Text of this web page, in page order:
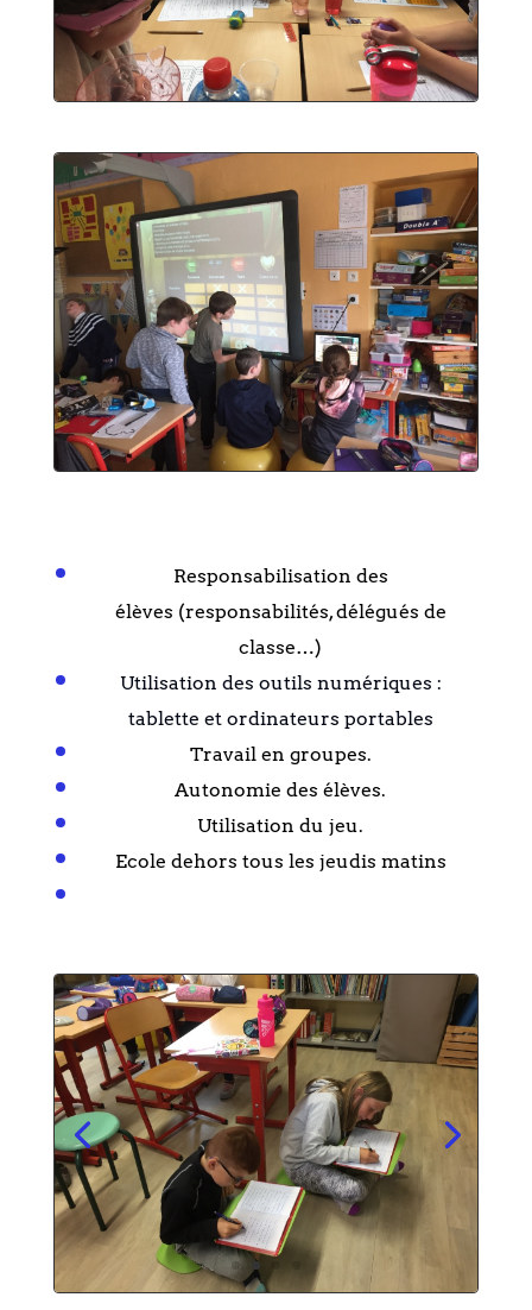
Responsabilisation des
élèves (responsabilités, délégués de
classe…)
Utilisation des outils numériques :
tablette et ordinateurs portables
Travail en groupes.
Autonomie des élèves.
Utilisation du jeu.
Ecole dehors tous les jeudis matins